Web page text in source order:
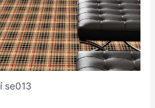
se013